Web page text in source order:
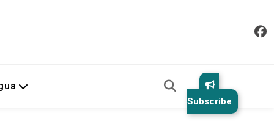
Subscribe